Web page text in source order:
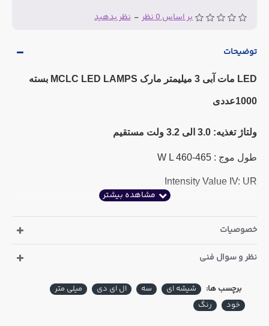
بر اساس 0 نظر - نظر بدهید
توضیحات
LED مات آبی 3 میلیمتر مارک MCLC LED LAMPS بسته
1000عددی
ولتاژ تغذیه: 3.0 الی 3.2 ولت مستقیم
طول موج : W L 460-465
Intensity Value IV: UR
خصوصیات
نظر و سوال فنی
برچسب ها: شیشه ای سه ال ای دی
میلی متر
خود
رنگ